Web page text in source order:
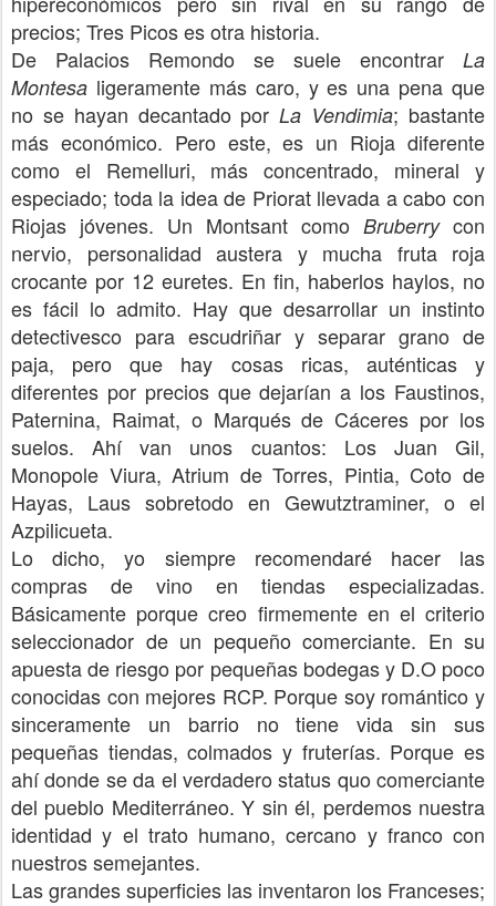
precios; Tres Picos es otra historia.
De Palacios Remondo se suele encontrar La
Montesa ligeramente más caro, y es una pena que
no se hayan decantado porLa Vendimia; bastante
más económico. Pero este, es un Rioja diferente
como el Remelluri, más concentrado, mineral y
especiado; toda la idea de Priorat llevada a cabo con
Riojas jóvenes. Un Montsant como Bruberrycon
nervio, personalidad austera y mucha fruta roja
crocante por 12 euretes. En fin, haberlos haylos, no
es fácil lo admito. Hay que desarrollar un instinto
detectivesco para escudriñar y separar grano de
paja, pero que hay cosas ricas, auténticas y
diferentes por precios que dejarían a los Faustinos,
Paternina, Raimat, o Marqués de Cáceres por los
suelos. Ahí van unos cuantos: Los Juan Gil,
Monopole Viura, Atrium de Torres, Pintia, Coto de
Hayas, Laus sobretodo en Gewutztraminer, o el
Azpilicueta.
Lo dicho, yo siempre recomendaré hacer las
compras de vino en tiendas especializadas.
Básicamente porque creo firmemente en el criterio
seleccionador de un pequeño comerciante. En su
apuesta de riesgo por pequeñas bodegas y D.O poco
conocidas con mejores RCP. Porque soy romántico y
sinceramente un barrio no tiene vida sin sus
pequeñas tiendas, colmados y fruterías. Porque es
ahí donde se da el verdadero status quo comerciante
del pueblo Mediterráneo. Y sin él, perdemos nuestra
identidad y el trato humano, cercano y franco con
nuestros semejantes.
Las grandes superficies las inventaron los Franceses;